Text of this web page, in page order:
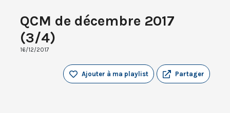
QCM de décembre 2017
(3/4)
16/12/2017
Partager
Ajouter à ma playlist